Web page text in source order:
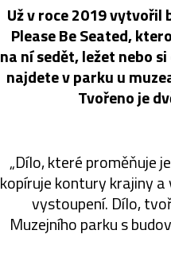
Už v roce 2019
Please Be Seated,
na ní sedět, ležet nebo
najdete v parku u
Tvořeno je
„Dílo, které proměňuje
kopíruje kontury krajiny
vystoupení. Dílo,
Muzejního parku s